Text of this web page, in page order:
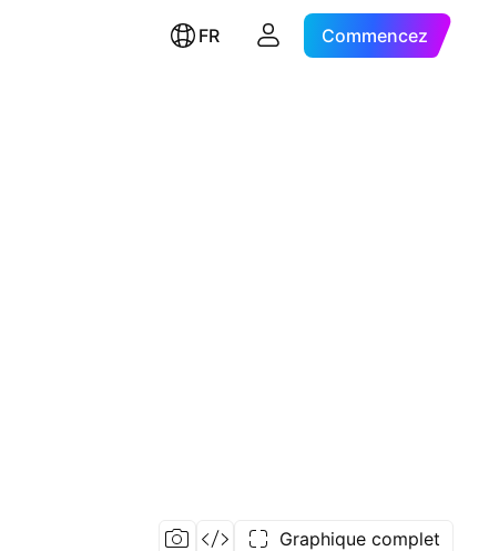
FR Commencez
Graphique complet